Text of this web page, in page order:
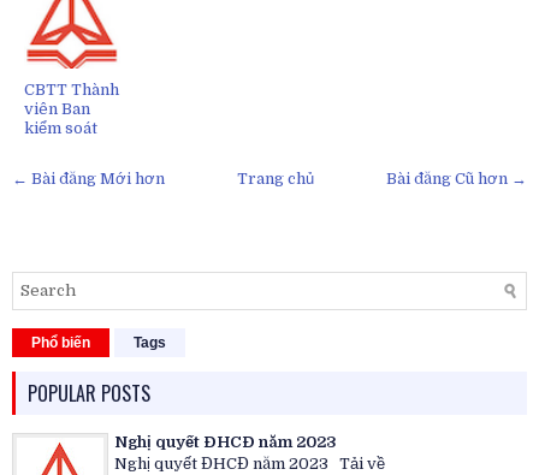
CBTT Thành
viên Ban
kiểm soát
← Bài đăng Mới hơn Bài đăng Cũ hơn →
Trang chủ
Phổ biến Tags
POPULAR POSTS
Nghị quyết ĐHCĐ năm 2023
Nghị quyết ĐHCĐ năm 2023 Tải về